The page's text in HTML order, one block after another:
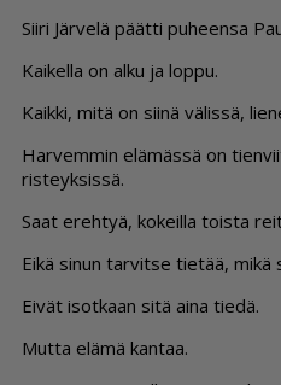
Sii­ri Jär­ve­lä päät­ti pu­heen­sa
Kai­kel­la on al­ku ja lop­pu.
Kaik­ki, mitä on sii­nä vä­lis­sä,
Har­vem­min elä­mäs­sä on
ris­teyk­sis­sä.
Saat ereh­tyä, ko­keil­la tois­ta
Ei­kä si­nun tar­vit­se tie­tää, mikä
Ei­vät isot­kaan sitä ai­na tie­dä.
Mut­ta elä­mä kan­taa.